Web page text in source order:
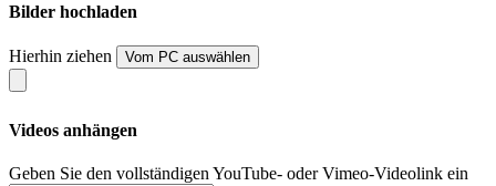
Bilder hochladen
Hierhin ziehen Vom PC auswählen
Videos anhängen
Geben Sie den vollständigen YouTube- oder Vimeo-Videolink ein